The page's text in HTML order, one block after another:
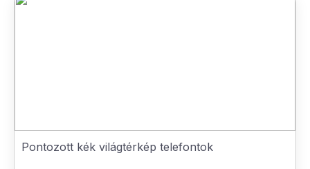
Pontozott kék világtérkép telefontok